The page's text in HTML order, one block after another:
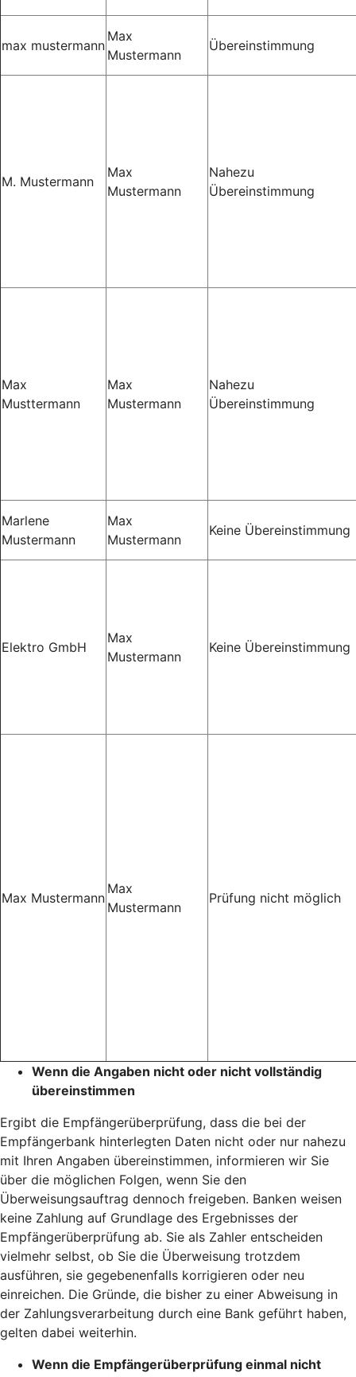
max mustermann
Max
Mustermann
Übereinstimmung
M. Mustermann
Max
Mustermann
Nahezu
Übereinstimmung
Max
Musttermann
Max
Mustermann
Nahezu
Übereinstimmung
Marlene
Mustermann
Max
Mustermann
Keine Übereinstimmung
Elektro GmbH
Max
Mustermann
Keine Übereinstimmung
Max Mustermann
Max
Mustermann
Prüfung nicht möglich
Wenn die Angaben nicht oder nicht vollständig
übereinstimmen
Ergibt die Empfängerüberprüfung, dass die bei der
Empfängerbank hinterlegten Daten nicht oder nur nahezu
mit Ihren Angaben übereinstimmen, informieren wir Sie
über die möglichen Folgen, wenn Sie den
Überweisungsauftrag dennoch freigeben. Banken weisen
keine Zahlung auf Grundlage des Ergebnisses der
Empfängerüberprüfung ab. Sie als Zahler entscheiden
vielmehr selbst, ob Sie die Überweisung trotzdem
ausführen, sie gegebenenfalls korrigieren oder neu
einreichen. Die Gründe, die bisher zu einer Abweisung in
der Zahlungsverarbeitung durch eine Bank geführt haben,
gelten dabei weiterhin.
Wenn die Empfängerüberprüfung einmal nicht